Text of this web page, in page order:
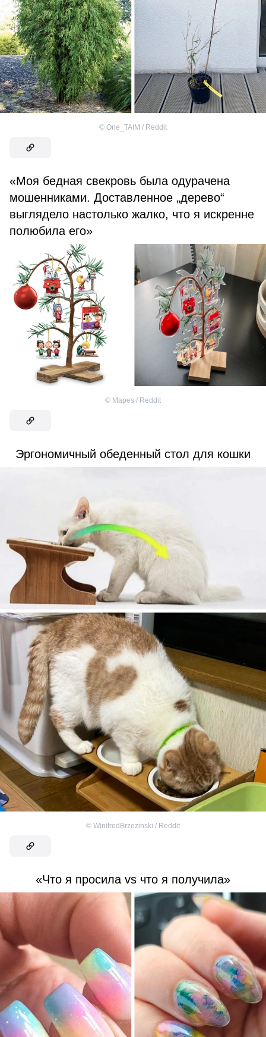
© One_TAIM / Reddit
«Моя бедная свекровь была одурачена
мошенниками. Доставленное „дерево“
выглядело настолько жалко, что я искренне
полюбила его»
© Mapes / Reddit
Эргономичный обеденный стол для кошки
© WinifredBrzezinski / Reddit
«Что я просила vs что я получила»